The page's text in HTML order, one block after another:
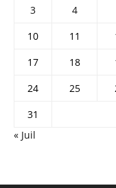
3
4
10
11
17
18
24
25
31
« Juil